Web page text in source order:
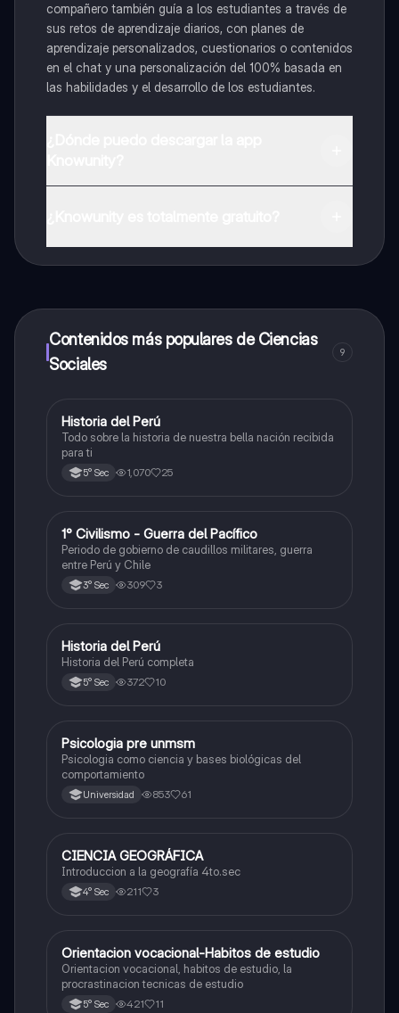
compañero también guía a los estudiantes a través de
sus retos de aprendizaje diarios, con planes de
aprendizaje personalizados, cuestionarios o contenidos
en el chat y una personalización del 100% basada en
las habilidades y el desarrollo de los estudiantes.
a determinadas funciones.
Contenidos más populares de Ciencias
Sociales
9
Ciencias Sociales
Historia del Perú
Todo sobre la historia de nuestra bella nación recibida
para ti
5° Sec 1,070 25
Ciencias Sociales
1° Civilismo - Guerra del Pacífico
Periodo de gobierno de caudillos militares, guerra
entre Perú y Chile
3° Sec 309 3
Ciencias Sociales
Historia del Perú
Historia del Perú completa
5° Sec 372 10
Ciencias Sociales
Psicologia pre unmsm
Psicologia como ciencia y bases biológicas del
comportamiento
Universidad 853 61
Ciencias Sociales
CIENCIA GEOGRÁFICA
Introduccion a la geografía 4to.sec
4° Sec 211 3
Ciencias Sociales
Orientacion vocacional-Habitos de estudio
Orientacion vocacional, habitos de estudio, la
procrastinacion tecnicas de estudio
5° Sec 421 11